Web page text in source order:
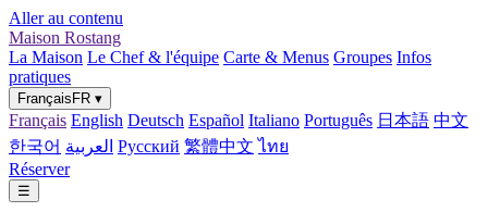
Aller au contenu
Maison Rostang
La Maison Le Chef & l'équipe Carte & Menus Groupes Infos
pratiques
Français FR ▾
Français English Deutsch Español Italiano Português 日本語 中文
한국어 العربية Русский 繁體中文 ไทย
Réserver
☰